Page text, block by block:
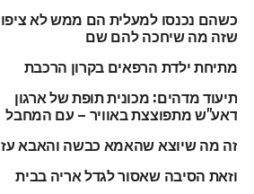
כשהם נכנסו למעלית הם ממש לא ציפו
שזה מה שיחכה להם שם
מתיחת ילדת הרפאים בקרון הרכבת
תיעוד מדהים: מכונית תופת של ארגון
דאע"ש מתפוצצת באוויר – עם המחבל
זה מה שיוצא שהאמא כבשה והאבא עז
וזאת הסיבה שאסור לגדל אריה בבית